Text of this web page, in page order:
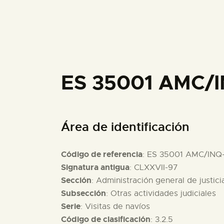
ES 35001 AMC/
Área de identificación
Código de referencia: ES 35001 AMC/
Signatura antigua: CLXXVII-97
Sección: Administración general de
Subsección: Otras actividades judiciales
Serie: Visitas de navíos
Código de clasificación: 3.2.5